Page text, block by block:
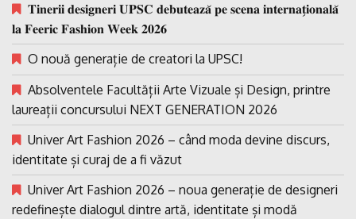
𝐓𝐢𝐧𝐞𝐫𝐢𝐢 𝐝𝐞𝐬𝐢𝐠𝐧𝐞𝐫𝐢 𝐔𝐏𝐒𝐂 𝐝𝐞𝐛𝐮𝐭𝐞𝐚𝐳𝐚̆ 𝐩𝐞 𝐬𝐜𝐞𝐧𝐚 𝐢𝐧𝐭𝐞𝐫𝐧𝐚𝐭̗𝐢𝐨𝐧𝐚𝐥𝐚̆
𝐥𝐚 𝐅𝐞𝐞𝐫𝐢𝐜 𝐅𝐚𝐬𝐡𝐢𝐨𝐧 𝐖𝐞𝐞𝐤 𝟐𝟎𝟐𝟔
O nouă generație de creatori la UPSC!
Absolventele Facultății Arte Vizuale și Design, printre
laureații concursului NEXT GENERATION 2026
Univer Art Fashion 2026 – când moda devine discurs,
identitate și curaj de a fi văzut
Univer Art Fashion 2026 – noua generație de designeri
redefinește dialogul dintre artă, identitate și modă